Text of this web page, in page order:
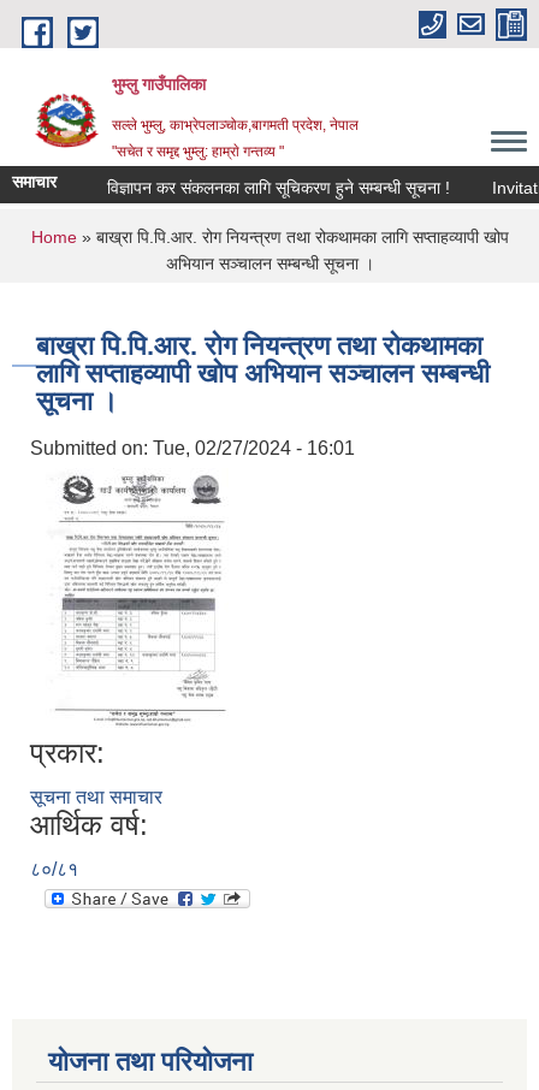
Skip to main content
भुम्लु गाउँपालिका
सल्ले भुम्लु, काभ्रेपलाञ्चोक,बागमती प्रदेश, नेपाल
"सचेत र समृद्द भुम्लु: हाम्राे गन्तव्य "
समाचार विज्ञापन कर संकलनका लागि सूचिकरण हुने सम्बन्धी सूचना !
You are here
Home» बाख्रा पि.पि.आर. रोग नियन्त्रण तथा रोकथामका लागि सप्ताहव्यापी खोप
अभियान सञ्चालन सम्बन्धी सूचना ।
बाख्रा पि.पि.आर. रोग नियन्त्रण तथा रोकथामका
लागि सप्ताहव्यापी खोप अभियान सञ्चालन सम्बन्धी
सूचना ।
Submitted on: Tue, 02/27/2024 - 16:01
प्रकार:
सूचना तथा समाचार
आर्थिक वर्ष:
८०/८१
योजना तथा परियोजना